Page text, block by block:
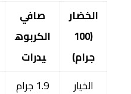
الخضار
(100
جرام)
صافي
الكربوه
يدرات
الخيار
1.9 جرام